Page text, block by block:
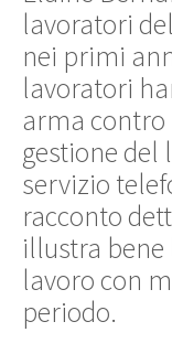
lavoratori
nei primi
lavoratori
arma contro
gestione del
servizio
racconto
illustra
lavoro con
periodo.